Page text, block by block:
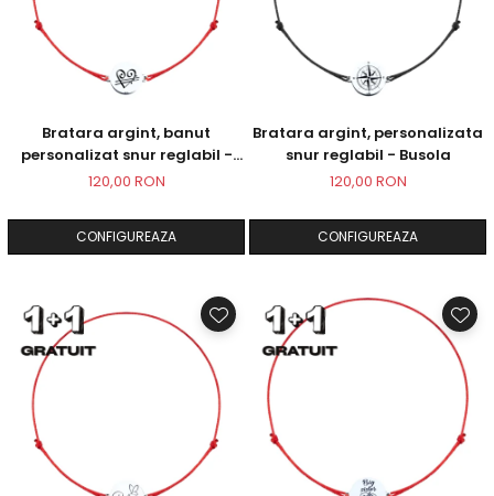
Bratara argint, banut
personalizat snur reglabil -
Simbol Unconditional Love
120,00 RON
CONFIGUREAZA
Bratara argint, personalizata
snur reglabil - Busola
120,00 RON
CONFIGUREAZA